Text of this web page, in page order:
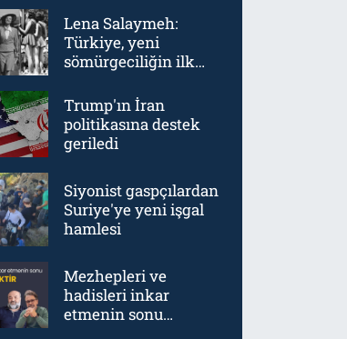
Lena Salaymeh:
Türkiye, yeni
sömürgeciliğin ilk
Trump'ın İran
politikasına destek
geriledi
Siyonist gaspçılardan
Suriye'ye yeni işgal
hamlesi
Mezhepleri ve
hadisleri inkar
etmenin sonu